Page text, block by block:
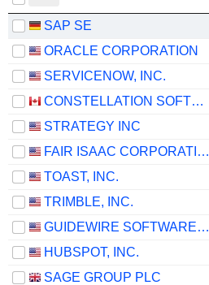
SAP SE
ORACLE CORPORATION
SERVICENOW, INC.
CONSTELLATION SOFTWARE INC.
STRATEGY INC
FAIR ISAAC CORPORATION
TOAST, INC.
TRIMBLE, INC.
GUIDEWIRE SOFTWARE, INC.
HUBSPOT, INC.
SAGE GROUP PLC